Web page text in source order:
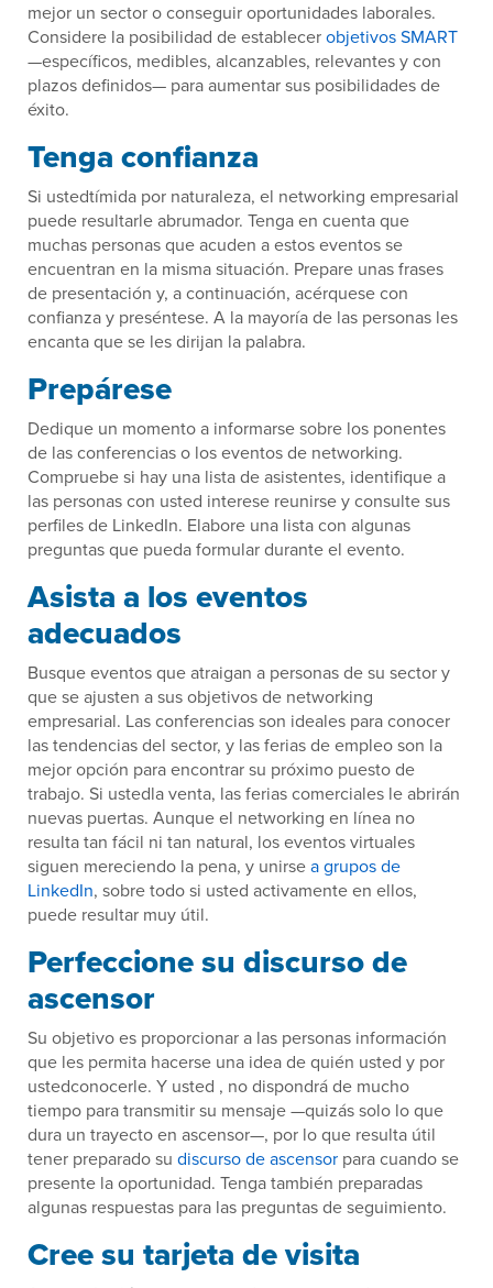
mejor un sector o conseguir oportunidades laborales.
Considere la posibilidad de establecerobjetivos SMART
—específicos, medibles, alcanzables, relevantes y con
plazos definidos— para aumentar sus posibilidades de
éxito.
Tenga confianza
Si ustedtímida por naturaleza, el networking empresarial
puede resultarle abrumador. Tenga en cuenta que
muchas personas que acuden a estos eventos se
encuentran en la misma situación. Prepare unas frases
de presentación y, a continuación, acérquese con
confianza y preséntese. A la mayoría de las personas les
encanta que se les dirijan la palabra.
Prepárese
Dedique un momento a informarse sobre los ponentes
de las conferencias o los eventos de networking.
Compruebe si hay una lista de asistentes, identifique a
las personas con usted interese reunirse y consulte sus
perfiles de LinkedIn. Elabore una lista con algunas
preguntas que pueda formular durante el evento.
Asista a los eventos
adecuados
Busque eventos que atraigan a personas de su sector y
que se ajusten a sus objetivos de networking
empresarial. Las conferencias son ideales para conocer
las tendencias del sector, y las ferias de empleo son la
mejor opción para encontrar su próximo puesto de
trabajo. Si ustedla venta, las ferias comerciales le abrirán
nuevas puertas. Aunque el networking en línea no
resulta tan fácil ni tan natural, los eventos virtuales
siguen mereciendo la pena, y unirsea grupos de
LinkedIn, sobre todo si usted activamente en ellos,
puede resultar muy útil.
Perfeccione su discurso de
ascensor
Su objetivo es proporcionar a las personas información
que les permita hacerse una idea de quién usted y por
ustedconocerle. Y usted , no dispondrá de mucho
tiempo para transmitir su mensaje —quizás solo lo que
dura un trayecto en ascensor—, por lo que resulta útil
tener preparado su discurso de ascensor para cuando se
presente la oportunidad. Tenga también preparadas
algunas respuestas para las preguntas de seguimiento.
Cree su tarjeta de visita